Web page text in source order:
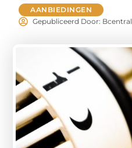
AANBIEDINGEN
Gepubliceerd Door: Bcentral